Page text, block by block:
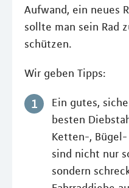
Aufwand, ein neues
sollte man sein Rad
schützen.
Wir geben Tipps:
Ein gutes,
besten
Ketten-, Bügel-
sind nicht nur
sondern